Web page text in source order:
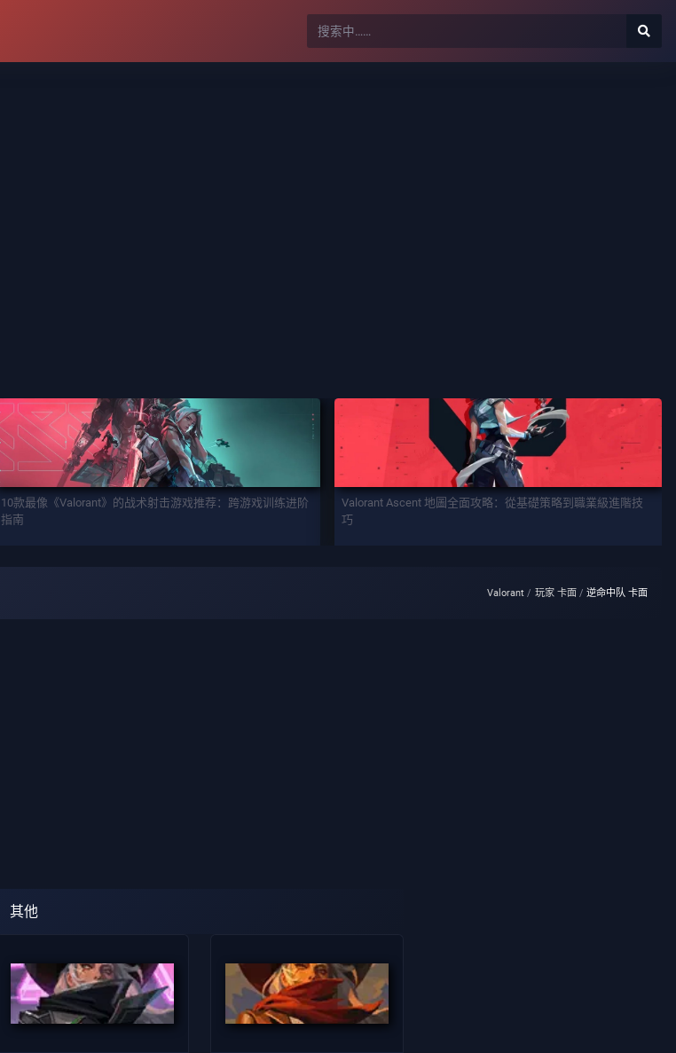
10款最像《Valorant》的战术射击游戏推荐：跨游戏训练进阶
指南
Valorant Ascent 地圖全面攻略：從基礎策略到職業級進階技
巧
Valorant 玩家 卡面 逆命中队 卡面
其他